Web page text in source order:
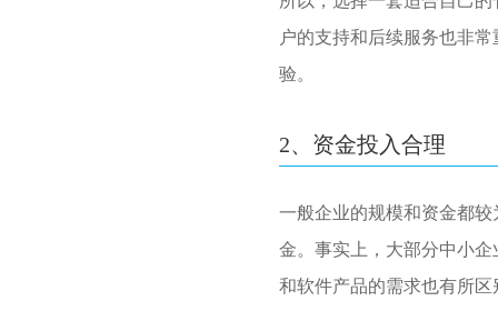
户的支持和后续服务也非
验。
2、资金投入合理
一般企业的规模和资金都
金。事实上，大部分中小
和软件产品的需求也有所